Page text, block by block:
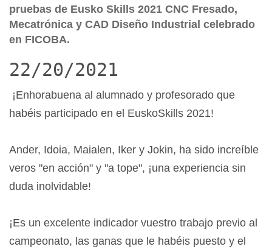
pruebas de Eusko Skills 2021 CNC Fresado,
Mecatrónica y CAD Diseño Industrial celebrado
en FICOBA.
22/20/2021
¡Enhorabuena al alumnado y profesorado que
habéis participado en el EuskoSkills 2021!
Ander, Idoia, Maialen, Iker y Jokin, ha sido increíble
veros "en acción" y "a tope", ¡una experiencia sin
duda inolvidable!
¡Es un excelente indicador vuestro trabajo previo al
campeonato, las ganas que le habéis puesto y el